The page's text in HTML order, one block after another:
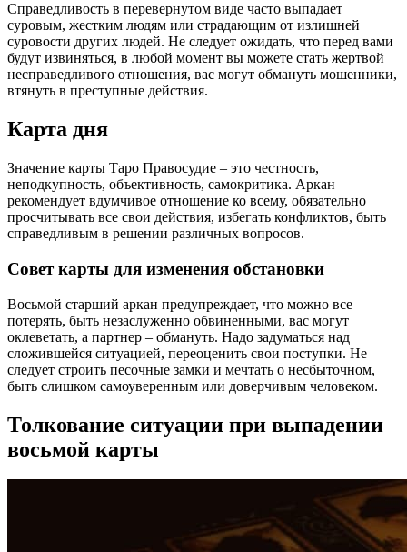
Справедливость в перевернутом виде часто выпадает
суровым, жестким людям или страдающим от излишней
суровости других людей. Не следует ожидать, что перед вами
будут извиняться, в любой момент вы можете стать жертвой
несправедливого отношения, вас могут обмануть мошенники,
втянуть в преступные действия.
Карта дня
Значение карты Таро Правосудие – это честность,
неподкупность, объективность, самокритика. Аркан
рекомендует вдумчивое отношение ко всему, обязательно
просчитывать все свои действия, избегать конфликтов, быть
справедливым в решении различных вопросов.
Совет карты для изменения обстановки
Восьмой старший аркан предупреждает, что можно все
потерять, быть незаслуженно обвиненными, вас могут
оклеветать, а партнер – обмануть. Надо задуматься над
сложившейся ситуацией, переоценить свои поступки. Не
следует строить песочные замки и мечтать о несбыточном,
быть слишком самоуверенным или доверчивым человеком.
Толкование ситуации при выпадении
восьмой карты